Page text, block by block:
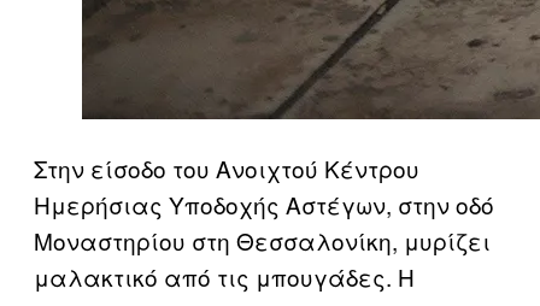
Στην είσοδο του Ανοιχτού Κέντρου
Ημερήσιας Υποδοχής Αστέγων, στην οδό
Μοναστηρίου στη Θεσσαλονίκη, μυρίζει
μαλακτικό από τις μπουγάδες. Η